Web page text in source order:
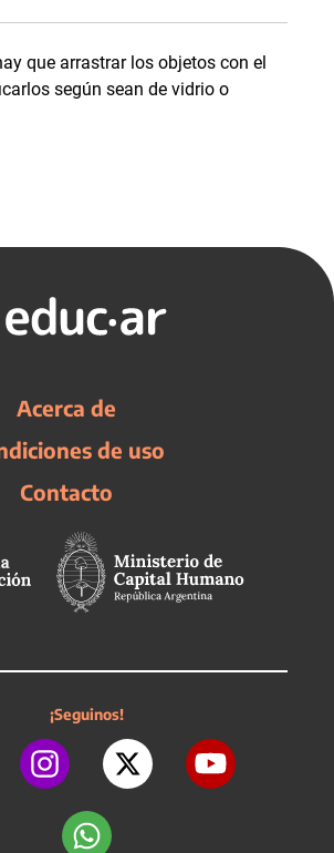
que arrastrar los objetos con el
según sean de vidrio o
Acerca de
de uso
Contacto
¡Seguinos!